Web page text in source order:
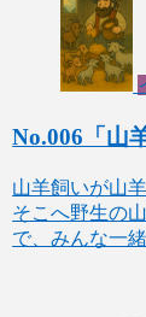
No.006「山
山羊飼いが山
そこへ野生の
で、みんな一